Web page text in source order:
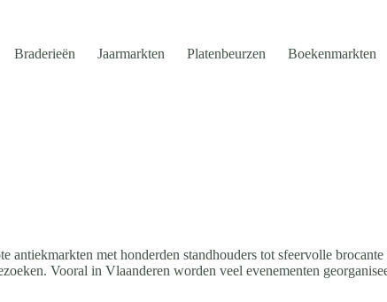
Braderieën Jaarmarkten Platenbeurzen Boekenmarkten
met honderden standhouders tot sfeervolle
Vooral in Vlaanderen worden veel evenementen